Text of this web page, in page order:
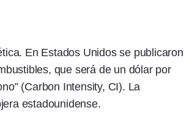
En Estados Unidos se publicaron
que será de un dólar por
(Carbon Intensity, CI). La
estadounidense.